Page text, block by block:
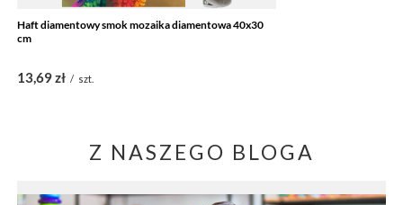
Haft diamentowy smok mozaika diamentowa 40x30
cm
13,69 zł / szt.
Z NASZEGO BLOGA